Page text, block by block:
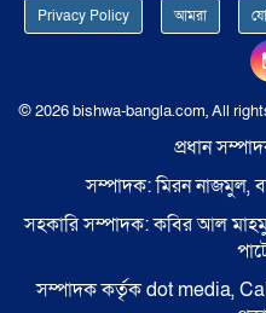
Privacy Policy আমরা
© 2026 bishwa-bangla.com, All
প্রধান
সম্পাদক: মিরন নাজমুল,
সহকারি সম্পাদক: কবির আল
সম্পাদক কর্তৃক dot media,